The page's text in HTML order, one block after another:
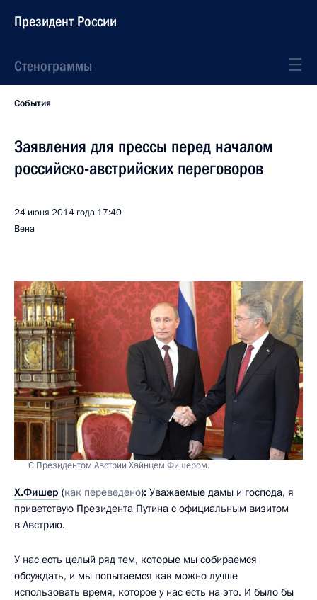
Президент России
Стенограммы
События
Заявления для прессы перед началом
российско-австрийских переговоров
24 июня 2014 года 17:40
Вена
С Президентом Австрии Хайнцем Фишером.
Х.Фишер (как переведено): Уважаемые дамы и господа, я
приветствую Президента Путина с официальным визитом
в Австрию.
У нас есть целый ряд тем, которые мы собираемся
обсуждать, и мы попытаемся как можно лучше
использовать время, которое у нас есть на это. И было бы